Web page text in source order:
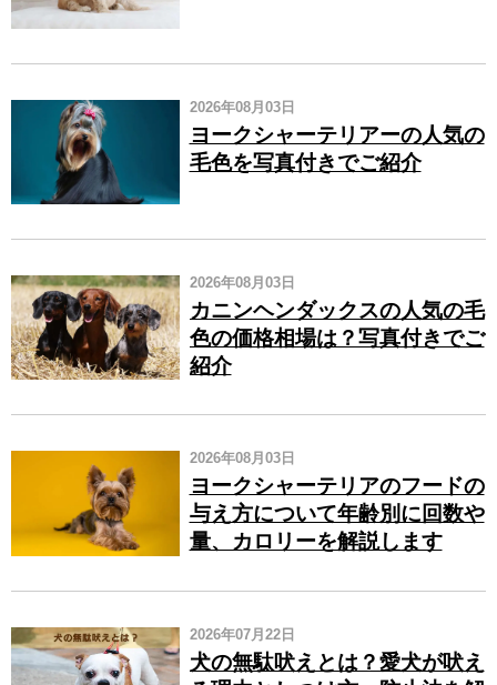
2026年08月03日
ヨークシャーテリアーの人気の
毛色を写真付きでご紹介
2026年08月03日
カニンヘンダックスの人気の毛
色の価格相場は？写真付きでご
紹介
2026年08月03日
ヨークシャーテリアのフードの
与え方について年齢別に回数や
量、カロリーを解説します
2026年07月22日
犬の無駄吠えとは？愛犬が吠え